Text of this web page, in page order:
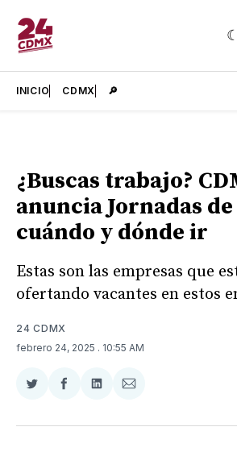
INICIO CDMX 🔎
¿Buscas trabajo?
anuncia Jornadas
cuándo y dónde ir
Estas son las empresas que
ofertando vacantes en estos
24 CDMX
febrero 24, 2025 . 10:55 AM
Compartir
Twitter
Compartir
Facebook
Compartir
LinkedIn
Compartir
Email